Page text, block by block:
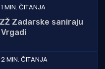
1 MIN. ČITANJA
Zadarske saniraju
2 MIN. ČITANJA